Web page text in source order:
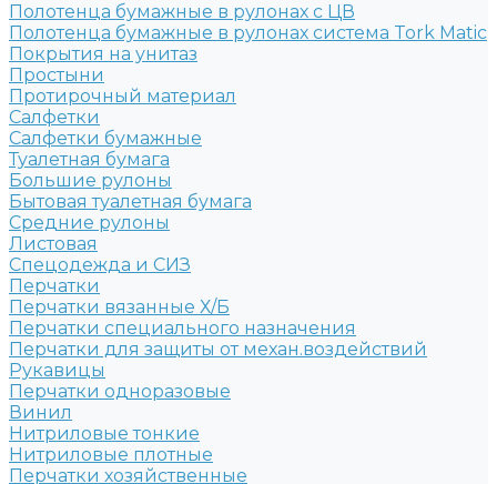
Полотенца бумажные в рулонах с ЦВ
Полотенца бумажные в рулонах система Tork Matic
Покрытия на унитаз
Простыни
Протирочный материал
Салфетки
Салфетки бумажные
Туалетная бумага
Большие рулоны
Бытовая туалетная бумага
Средние рулоны
Листовая
Спецодежда и СИЗ
Перчатки
Перчатки вязанные Х/Б
Перчатки специального назначения
Перчатки для защиты от механ.воздействий
Рукавицы
Перчатки одноразовые
Винил
Нитриловые тонкие
Нитриловые плотные
Перчатки хозяйственные